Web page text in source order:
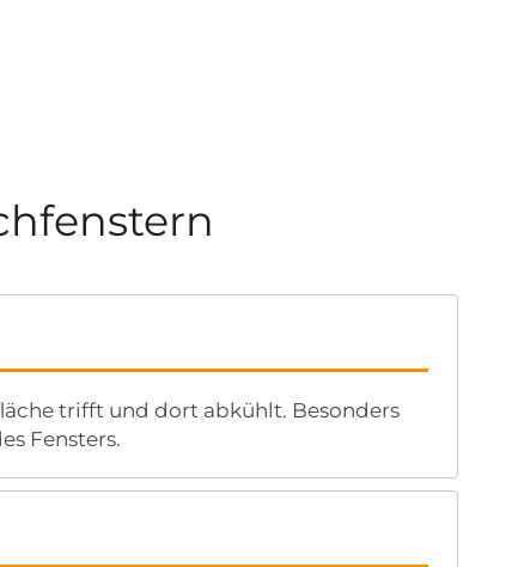
trifft und dort abkühlt. Besonders
Fensters.